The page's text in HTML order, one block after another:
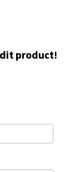
product!